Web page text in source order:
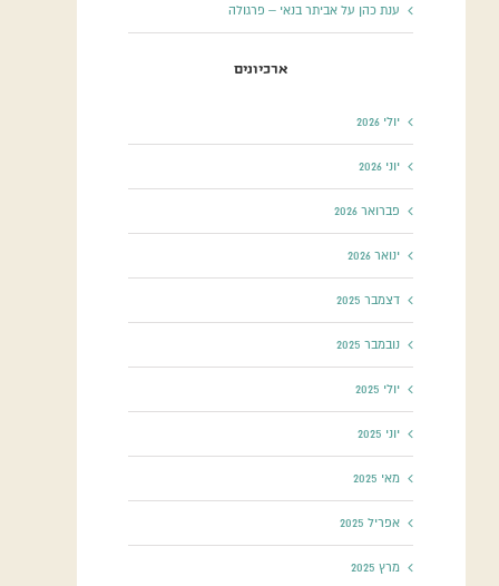
ענת כהן על אביתר בנאי – פרגולה
ארכיונים
יולי 2026
יוני 2026
פברואר 2026
ינואר 2026
דצמבר 2025
נובמבר 2025
יולי 2025
יוני 2025
מאי 2025
אפריל 2025
מרץ 2025